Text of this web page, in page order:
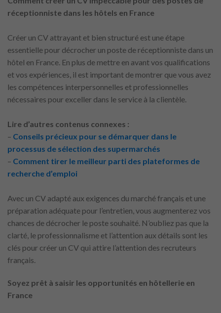
réceptionniste dans les hôtels en France
Créer un CV attrayant et bien structuré est une étape
essentielle pour décrocher un poste de réceptionniste dans un
hôtel en France. En plus de mettre en avant vos qualifications
et vos expériences, il est important de montrer que vous avez
les compétences interpersonnelles et professionnelles
nécessaires pour exceller dans le service à la clientèle.
Lire d’autres contenus connexes :
– Conseils précieux pour se démarquer dans le
processus de sélection des supermarchés
– Comment tirer le meilleur parti des plateformes de
recherche d’emploi
Avec un CV adapté aux exigences du marché français et une
préparation adéquate pour l’entretien, vous augmenterez vos
chances de décrocher le poste souhaité. N’oubliez pas que la
clarté, le professionnalisme et l’attention aux détails sont les
clés pour créer un CV qui attire l’attention des recruteurs
français.
Soyez prêt à saisir les opportunités en hôtellerie en
France